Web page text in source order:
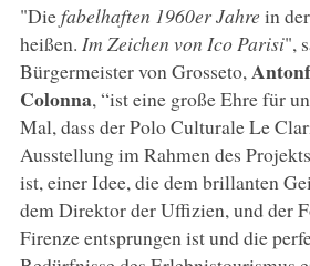
"Diefabelhaften 1960er Jahrein
heißen. Im Zeichen von Ico Parisi",
Bürgermeister von Grosseto,
Colonna, “ist eine große Ehre für
Mal, dass der Polo Culturale Le
Ausstellung im Rahmen des
ist, einer Idee, die dem brillanten
dem Direktor der Uffizien, und der
Firenze entsprungen ist und die